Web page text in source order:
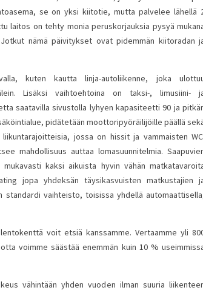
se on yksi kiitotie, mutta palvelee lähellä
laitos on tehty monia peruskorjauksia pysyä
nämä päivitykset ovat pidemmän kiitoradan
kuten kautta linja-autoliikenne, joka
Lisäksi vaihtoehtoina on taksi-, limusiini-
saatavilla sivustolla lyhyen kapasiteetti 90 ja
pidätetään moottoripyöräilijöille päällä
jossa on hissit ja vammaisten
mahdollisuus auttaa lomasuunnitelmia.
kaksi aikuista hyvin vähän
jopa yhdeksän täysikasvuisten matkustajien
standardi vaihteisto, toisissa yhdellä
voit etsiä kanssamme. Vertaamme yli
voimme säästää enemmän kuin 10 %
vähintään yhden vuoden ilman suuria